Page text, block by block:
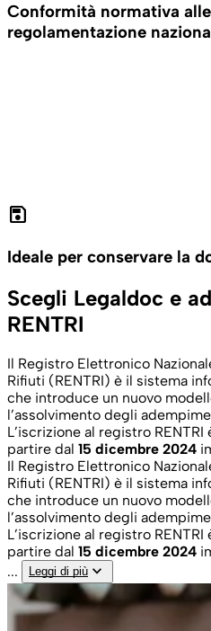
Conformità normativa
regolamentazione
save
Ideale per conservare la
Scegli Legaldoc e
RENTRI
Il Registro Elettronico
Rifiuti (RENTRI) è il sistema
che introduce un nuovo
l’assolvimento degli
L’iscrizione al registro RENTRI
partire dal 15 dicembre 2024
Il Registro Elettronico
Rifiuti (RENTRI) è il sistema
che introduce un nuovo
l’assolvimento degli
L’iscrizione al registro RENTRI
partire dal 15 dicembre 2024
...
Leggi di più keyboard_arrow_down